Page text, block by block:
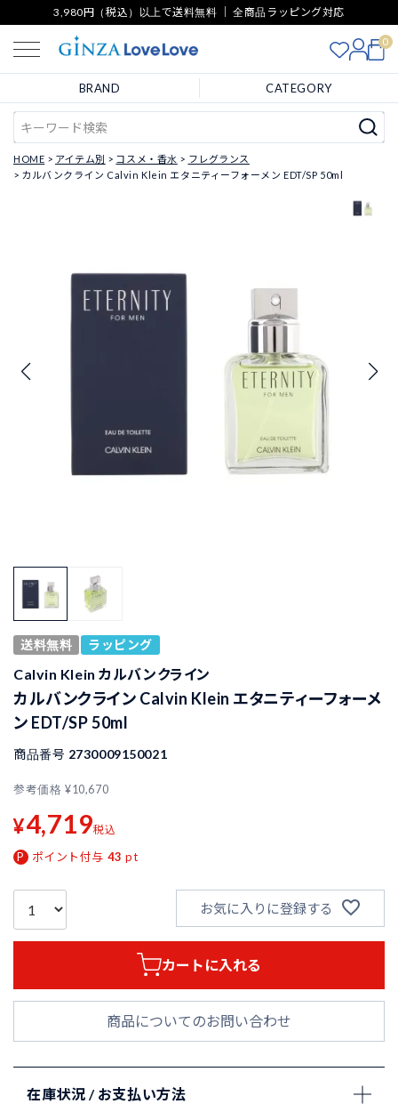
3,980円（税込）以上で送料無料 ｜ 全商品ラッピング対応
0
BRAND CATEGORY
HOME アイテム別 コスメ・香水
フレグランス
カルバンクライン Calvin Klein エタニティーフォーメン EDT/SP 50ml
送料無料 ラッピング
Calvin Klein カルバンクライン
カルバンクライン Calvin Klein エタニティーフォーメ
ン EDT/SP 50ml
商品番号 2730009150021
参考価格 ¥10,670
¥4,719税込
ポイント付与 43 pt
お気に入りに登録する
カートに入れる
商品についてのお問い合わせ
在庫状況 / お支払い方法